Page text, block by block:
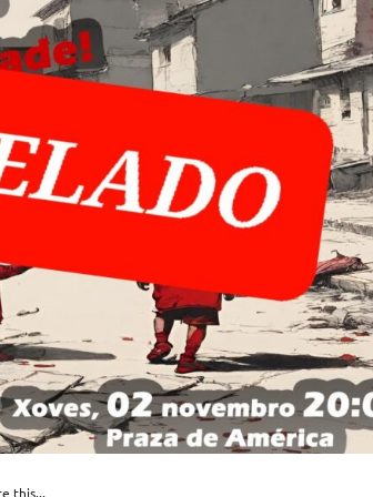
this...